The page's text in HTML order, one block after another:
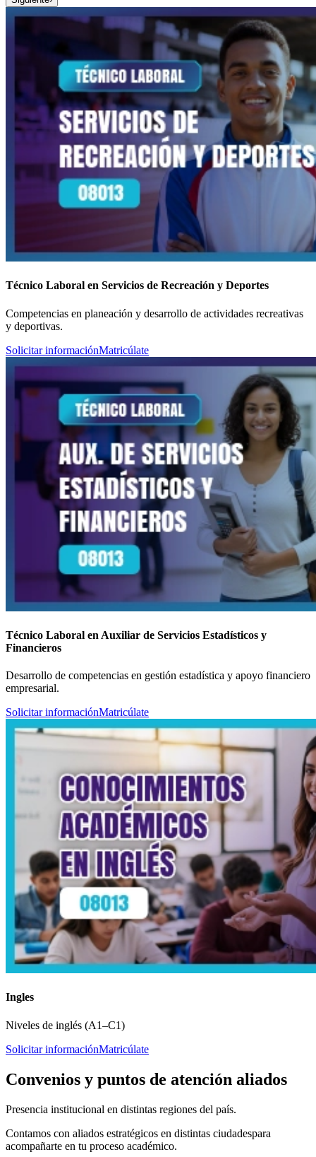
Técnico Laboral en Servicios de Recreación y Deportes
Competencias en planeación y desarrollo de actividades recreativas
y deportivas.
Solicitar informaciónMatricúlate
Técnico Laboral en Auxiliar de Servicios Estadísticos y
Financieros
Desarrollo de competencias en gestión estadística y apoyo financiero
empresarial.
Solicitar informaciónMatricúlate
Ingles
Niveles de inglés (A1–C1)
Solicitar informaciónMatricúlate
Convenios y puntos de atención aliados
Presencia institucional en distintas regiones del país.
Contamos con aliados estratégicos en distintas ciudadespara
acompañarte en tu proceso académico.